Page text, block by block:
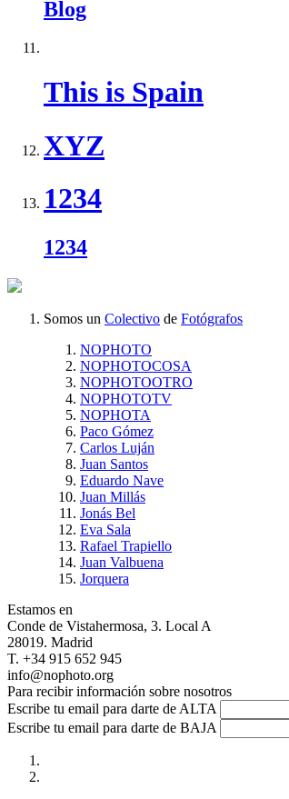
Blog
This is Spain
XYZ
1234
1234
Somos un Colectivo de Fotógrafos
NOPHOTO
NOPHOTOCOSA
NOPHOTOOTRO
NOPHOTOTV
NOPHOTA
Paco Gómez
Carlos Luján
Juan Santos
Eduardo Nave
Juan Millás
Jonás Bel
Eva Sala
Rafael Trapiello
Juan Valbuena
Jorquera
Estamos en
Conde de Vistahermosa, 3. Local A
28019. Madrid
T. +34 915 652 945
info@nophoto.org
Para recibir información sobre nosotros
Escribe tu email para darte de ALTA
Escribe tu email para darte de BAJA